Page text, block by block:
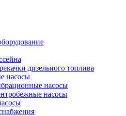
дизельного топлива
насосы
насосы
насосы